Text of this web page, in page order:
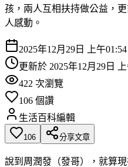
孩，兩人互相扶持做公益，
人感動。
2025年12月29日 上午01:54
更新於 2025年12月29日
422 次瀏覽
106 個讚
生活百科編輯
106 分享文章
說到周潤發（發哥），就算